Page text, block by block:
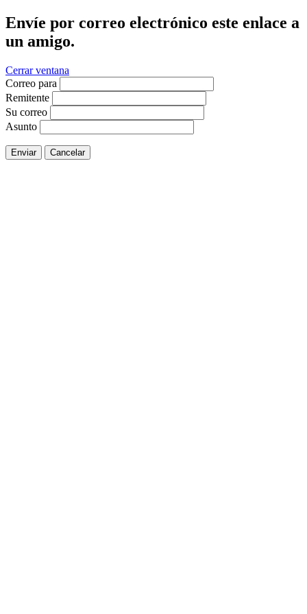
Envíe por correo electrónico este enlace a
un amigo.
Cerrar ventana
Correo para
Remitente
Su correo
Asunto
Enviar Cancelar